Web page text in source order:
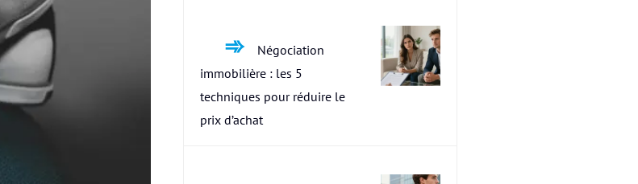
Négociation
immobilière : les 5
techniques pour réduire le
prix d’achat